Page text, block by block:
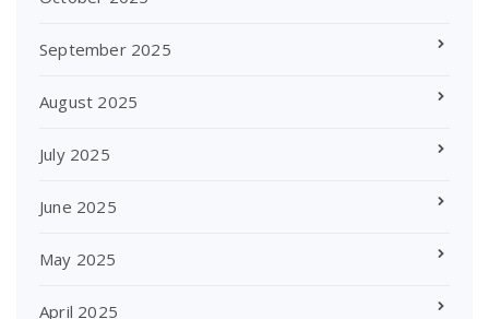
September 2025
August 2025
July 2025
June 2025
May 2025
April 2025